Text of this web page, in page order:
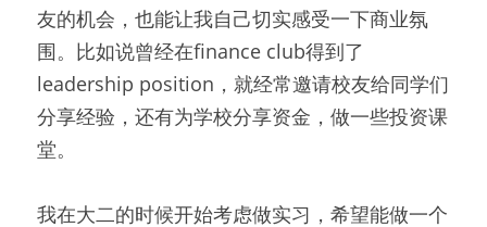
友的机会，也能让我自己切实感受一下商业氛
围。比如说曾经在finance club得到了
leadership position，就经常邀请校友给同学们
分享经验，还有为学校分享资金，做一些投资课
堂。
我在大二的时候开始考虑做实习，希望能做一个